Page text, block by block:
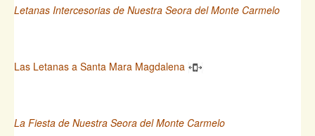
Letanas Intercesorias de Nuestra Seora del Monte Carmelo
Las Letanas a Santa Mara Magdalena
La Fiesta de Nuestra Seora del Monte Carmelo